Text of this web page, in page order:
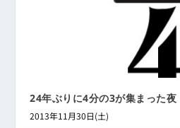
24年ぶりに4分の3が集まった夜
2013年11月30日(土)